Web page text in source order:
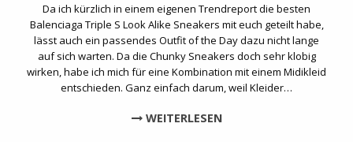
Da ich kürzlich in einem eigenen Trendreport die besten
Balenciaga Triple S Look Alike Sneakers mit euch geteilt habe,
lässt auch ein passendes Outfit of the Day dazu nicht lange
auf sich warten. Da die Chunky Sneakers doch sehr klobig
wirken, habe ich mich für eine Kombination mit einem Midikleid
entschieden. Ganz einfach darum, weil Kleider…
WEITERLESEN